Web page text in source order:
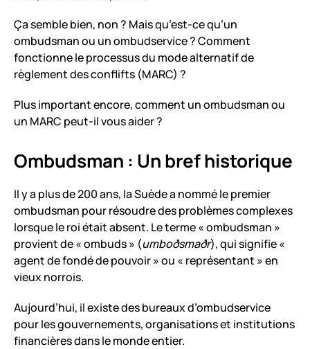
Ça semble bien, non ? Mais qu’est-ce qu’un
ombudsman ou un ombudservice ? Comment
fonctionne le processus du mode alternatif de
règlement des conflifts (MARC) ?
Plus important encore, comment un ombudsman ou
un MARC peut-il vous aider ?
Ombudsman : Un bref historique
Il y a plus de 200 ans, la Suède a nommé le premier
ombudsman pour résoudre des problèmes complexes
lorsque le roi était absent. Le terme « ombudsman »
provient de « ombuds » (umboðsmaðr), qui signifie «
agent de fondé de pouvoir » ou « représentant » en
vieux norrois.
Aujourd’hui, il existe des bureaux d’ombudservice
pour les gouvernements, organisations et institutions
financières dans le monde entier.